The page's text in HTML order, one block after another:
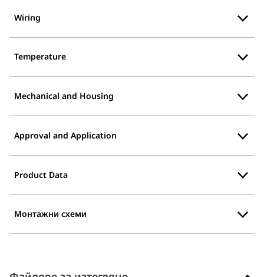
Wiring
Temperature
Mechanical and Housing
Approval and Application
Product Data
Монтажни схеми